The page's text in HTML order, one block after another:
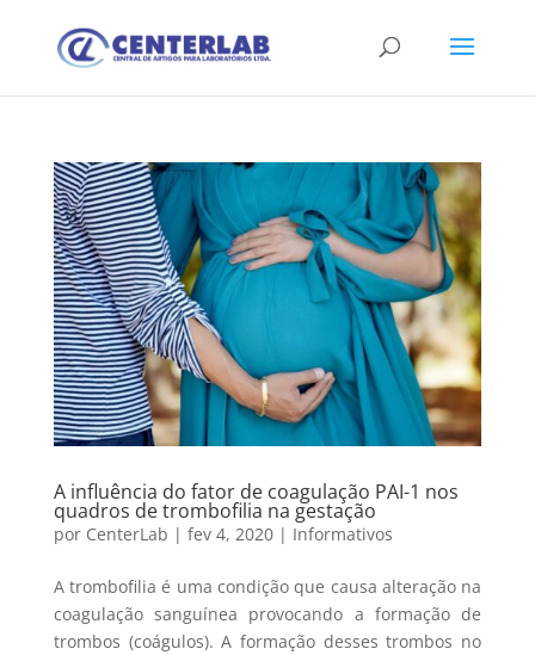
A influência do fator de coagulação PAI-1 nos
quadros de trombofilia na gestação
por CenterLab | fev 4, 2020| Informativos
A trombofilia é uma condição que causa alteração na
coagulação sanguínea provocando a formação de
trombos (coágulos). A formação desses trombos no